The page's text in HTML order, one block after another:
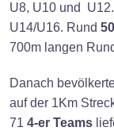
U8, U10 und
U14/U16. Rund
700m langen
Danach
auf der 1Km
71 4-er Teams